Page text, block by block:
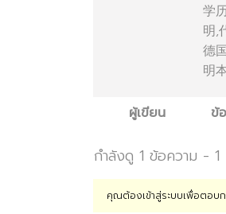
学
明,
德
明
ผู้เขียน ข้
กำลังดู 1 ข้อความ -
คุณต้องเข้าสู่ระบบเพื่อตอบ